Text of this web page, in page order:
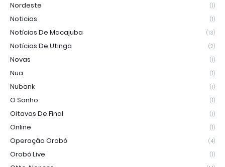
Nordeste (1)
Noticias (1)
Notícias De Macajuba (13)
Notícias De Utinga (2)
Novas (1)
Nua (1)
Nubank (1)
O Sonho (1)
Oitavas De Final (1)
Online (1)
Operação Orobó (4)
Orobó Live (1)